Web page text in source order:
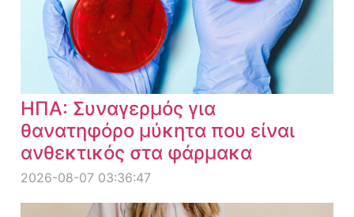
ΗΠΑ: Συναγερμός για
θανατηφόρο μύκητα που είναι
ανθεκτικός στα φάρμακα
2026-08-07 03:36:47